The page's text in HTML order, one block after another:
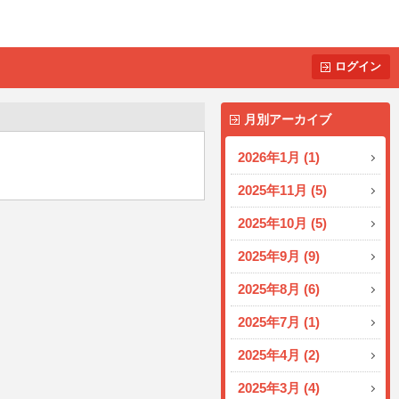
ログイン
月別アーカイブ
2026年1月 (1)
2025年11月 (5)
2025年10月 (5)
2025年9月 (9)
2025年8月 (6)
2025年7月 (1)
2025年4月 (2)
2025年3月 (4)